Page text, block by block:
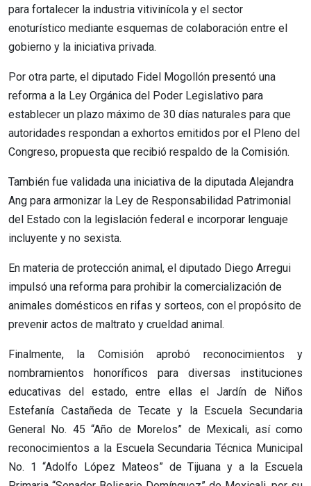
para fortalecer la industria vitivinícola y el sector
enoturístico mediante esquemas de colaboración entre el
gobierno y la iniciativa privada.
Por otra parte, el diputado Fidel Mogollón presentó una
reforma a la Ley Orgánica del Poder Legislativo para
establecer un plazo máximo de 30 días naturales para que
autoridades respondan a exhortos emitidos por el Pleno del
Congreso, propuesta que recibió respaldo de la Comisión.
También fue validada una iniciativa de la diputada Alejandra
Ang para armonizar la Ley de Responsabilidad Patrimonial
del Estado con la legislación federal e incorporar lenguaje
incluyente y no sexista.
En materia de protección animal, el diputado Diego Arregui
impulsó una reforma para prohibir la comercialización de
animales domésticos en rifas y sorteos, con el propósito de
prevenir actos de maltrato y crueldad animal.
Finalmente, la Comisión aprobó reconocimientos y
nombramientos honoríficos para diversas instituciones
educativas del estado, entre ellas el Jardín de Niños
Estefanía Castañeda de Tecate y la Escuela Secundaria
General No. 45 “Año de Morelos” de Mexicali, así como
reconocimientos a la Escuela Secundaria Técnica Municipal
No. 1 “Adolfo López Mateos” de Tijuana y a la Escuela